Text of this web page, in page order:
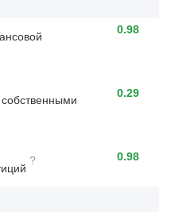
0.98
0.29
? 0.98